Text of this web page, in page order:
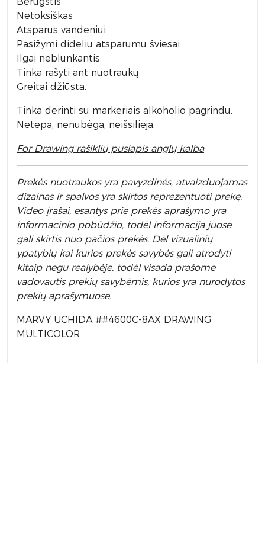
Netoksiškas
Atsparus vandeniui
Pasižymi dideliu atsparumu šviesai
Ilgai neblunkantis
Tinka rašyti ant nuotraukų
Greitai džiūsta.
Tinka derinti su markeriais alkoholio pagrindu.
Netepa, nenubėga, neišsilieja.
For Drawing rašiklių puslapis anglų kalba
Prekės nuotraukos yra pavyzdinės, atvaizduojamas
dizainas ir spalvos yra skirtos reprezentuoti prekę.
Video įrašai, esantys prie prekės aprašymo yra
informacinio pobūdžio, todėl informacija juose
gali skirtis nuo pačios prekės. Dėl vizualinių
ypatybių kai kurios prekės savybės gali atrodyti
kitaip negu realybėje, todėl visada prašome
vadovautis prekių savybėmis, kurios yra nurodytos
prekių aprašymuose.
MARVY UCHIDA ##4600C-8AX DRAWING
MULTICOLOR